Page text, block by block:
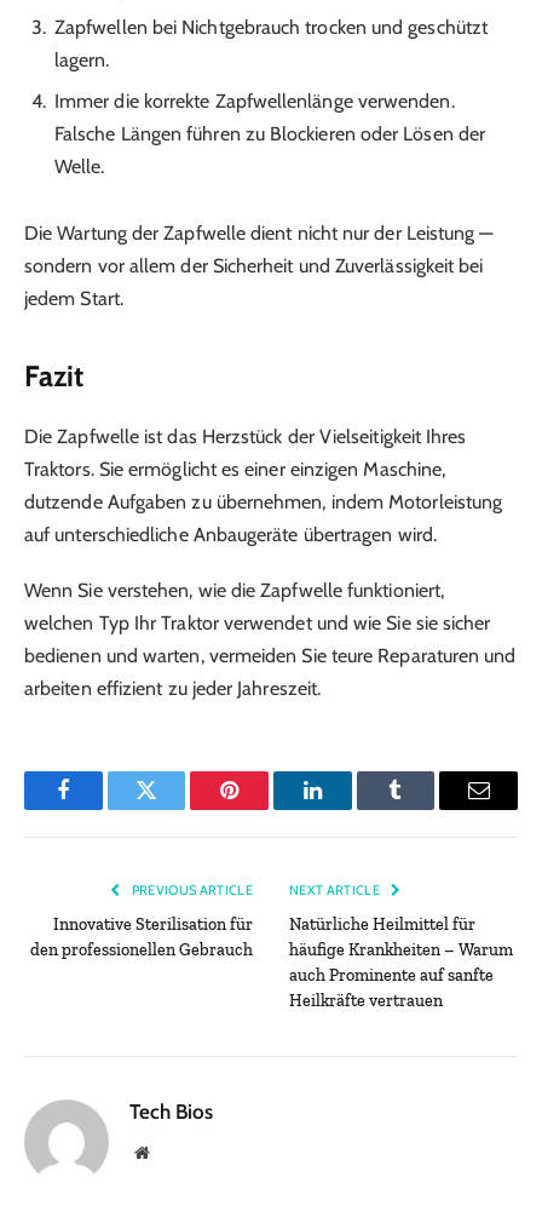
Zapfwellen bei Nichtgebrauch trocken und geschützt
lagern.
Immer die korrekte Zapfwellenlänge verwenden.
Falsche Längen führen zu Blockieren oder Lösen der
Welle.
Die Wartung der Zapfwelle dient nicht nur der Leistung —
sondern vor allem der Sicherheit und Zuverlässigkeit bei
jedem Start.
Fazit
Die Zapfwelle ist das Herzstück der Vielseitigkeit Ihres
Traktors. Sie ermöglicht es einer einzigen Maschine,
dutzende Aufgaben zu übernehmen, indem Motorleistung
auf unterschiedliche Anbaugeräte übertragen wird.
Wenn Sie verstehen, wie die Zapfwelle funktioniert,
welchen Typ Ihr Traktor verwendet und wie Sie sie sicher
bedienen und warten, vermeiden Sie teure Reparaturen und
arbeiten effizient zu jeder Jahreszeit.
FacebookTwitter Pinterest LinkedInTumblr Email
PREVIOUS ARTICLE
Innovative Sterilisation für
den professionellen Gebrauch
NEXT ARTICLE
Natürliche Heilmittel für
häufige Krankheiten – Warum
auch Prominente auf sanfte
Heilkräfte vertrauen
Tech Bios
Website